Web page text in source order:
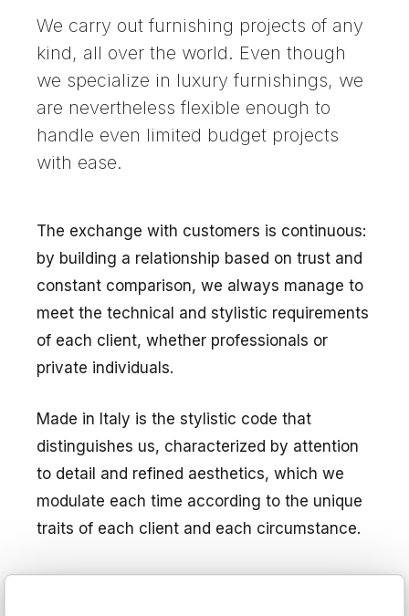
We carry out furnishing projects of any
kind, all over the world. Even though
we specialize in luxury furnishings, we
are nevertheless flexible enough to
handle even limited budget projects
with ease.
The exchange with customers is continuous:
by building a relationship based on trust and
constant comparison, we always manage to
meet the technical and stylistic requirements
of each client, whether professionals or
private individuals.
Made in Italy is the stylistic code that
distinguishes us, characterized by attention
to detail and refined aesthetics, which we
modulate each time according to the unique
traits of each client and each circumstance.